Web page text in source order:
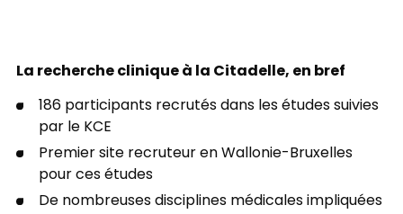
La recherche clinique à la Citadelle, en bref
186 participants recrutés dans les études suivies
par le KCE
Premier site recruteur en Wallonie-Bruxelles
pour ces études
De nombreuses disciplines médicales impliquées